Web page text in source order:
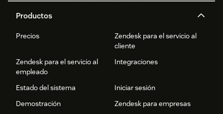
Productos
Precios
Zendesk para el servicio al
cliente
Zendesk para el servicio al
empleado
Integraciones
Estado del sistema
Iniciar sesión
Demostración
Zendesk para empresas